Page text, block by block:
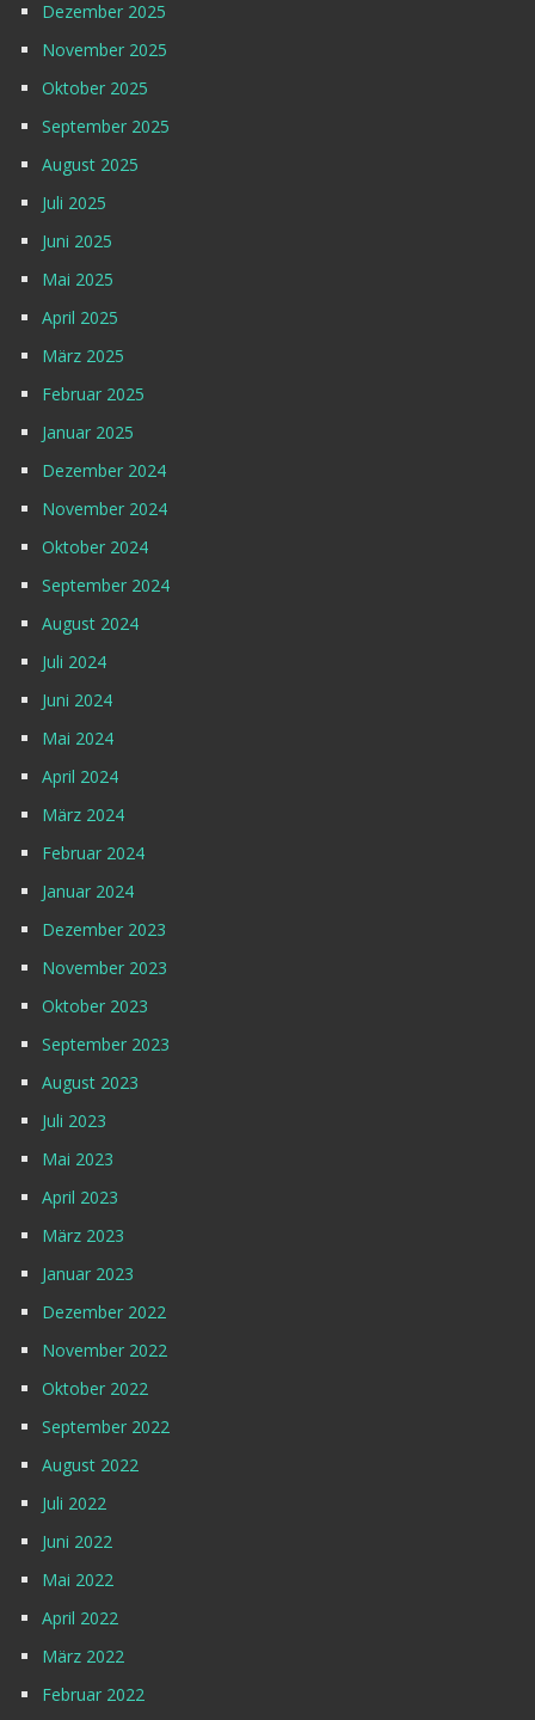
Dezember 2025
November 2025
Oktober 2025
September 2025
August 2025
Juli 2025
Juni 2025
Mai 2025
April 2025
März 2025
Februar 2025
Januar 2025
Dezember 2024
November 2024
Oktober 2024
September 2024
August 2024
Juli 2024
Juni 2024
Mai 2024
April 2024
März 2024
Februar 2024
Januar 2024
Dezember 2023
November 2023
Oktober 2023
September 2023
August 2023
Juli 2023
Mai 2023
April 2023
März 2023
Januar 2023
Dezember 2022
November 2022
Oktober 2022
September 2022
August 2022
Juli 2022
Juni 2022
Mai 2022
April 2022
März 2022
Februar 2022